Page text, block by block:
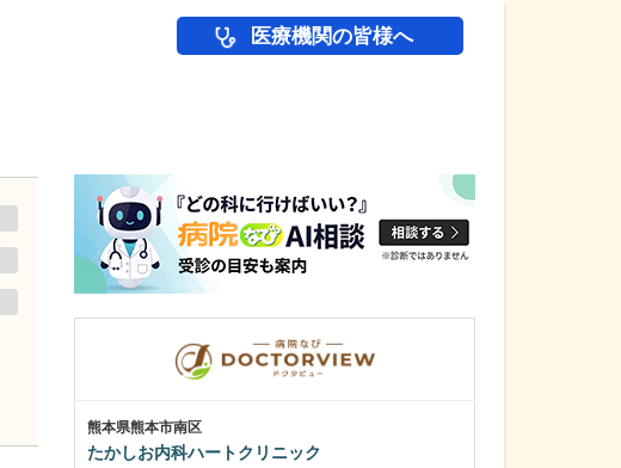
医療機関の皆様へ
熊本県熊本市南区
たかしお内科ハートクリニック